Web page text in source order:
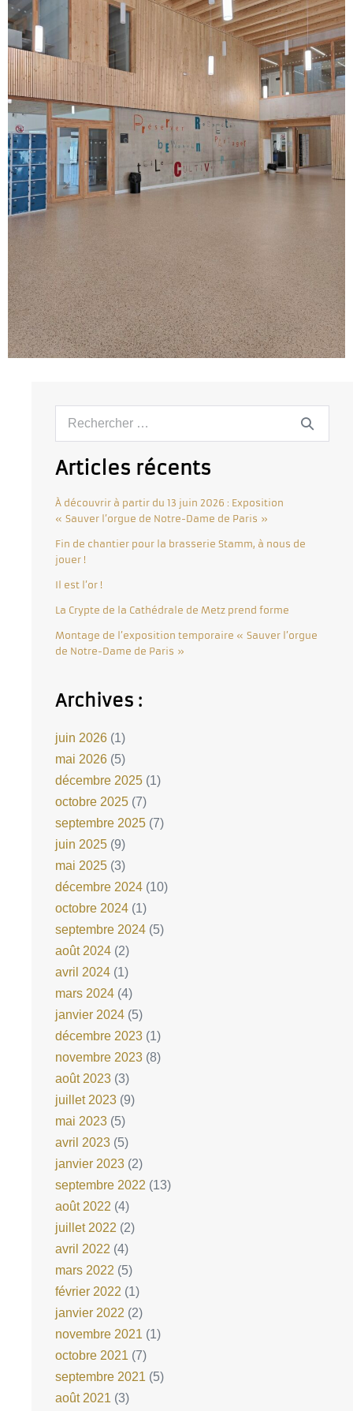
Articles récents
À découvrir à partir du 13 juin 2026 : Exposition
« Sauver l’orgue de Notre-Dame de Paris »
Fin de chantier pour la brasserie Stamm, à nous de
jouer !
Il est l’or !
La Crypte de la Cathédrale de Metz prend forme
Montage de l’exposition temporaire « Sauver l’orgue
de Notre-Dame de Paris »
Archives :
juin 2026 (1)
mai 2026 (5)
décembre 2025 (1)
octobre 2025 (7)
septembre 2025 (7)
juin 2025 (9)
mai 2025 (3)
décembre 2024 (10)
octobre 2024 (1)
septembre 2024 (5)
août 2024 (2)
avril 2024 (1)
mars 2024 (4)
janvier 2024 (5)
décembre 2023 (1)
novembre 2023 (8)
août 2023 (3)
juillet 2023 (9)
mai 2023 (5)
avril 2023 (5)
janvier 2023 (2)
septembre 2022 (13)
août 2022 (4)
juillet 2022 (2)
avril 2022 (4)
mars 2022 (5)
février 2022 (1)
janvier 2022 (2)
novembre 2021 (1)
octobre 2021 (7)
septembre 2021 (5)
août 2021 (3)